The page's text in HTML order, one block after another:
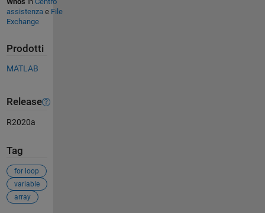
assistenzae File
Exchange
Prodotti
MATLAB
Release
R2020a
Tag
for loop
variable
array